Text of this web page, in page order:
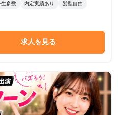
生多数 内定実績あり 髪型自由
求人を見る